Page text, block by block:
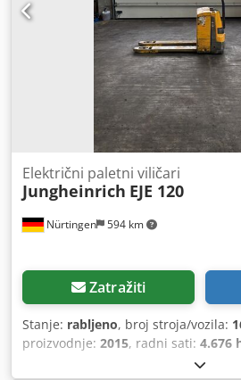
Nürtingen 594 km
Električni paletni viličari
Jungheinrich EJE 120
Zatražiti
Stanje: rabljeno, broj stroja/vozila:
proizvodnje: 2015, radni sati: 4.676
, težište